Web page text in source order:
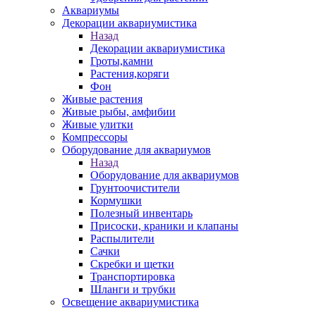
Аквариумы
Декорации аквариумистика
Назад
Декорации аквариумистика
Гроты,камни
Растения,коряги
Фон
Живые растения
Живые рыбы, амфибии
Живые улитки
Компрессоры
Оборудование для аквариумов
Назад
Оборудование для аквариумов
Грунтоочистители
Кормушки
Полезный инвентарь
Присоски, краники и клапаны
Распылители
Сачки
Скребки и щетки
Транспортировка
Шланги и трубки
Освещение аквариумистика